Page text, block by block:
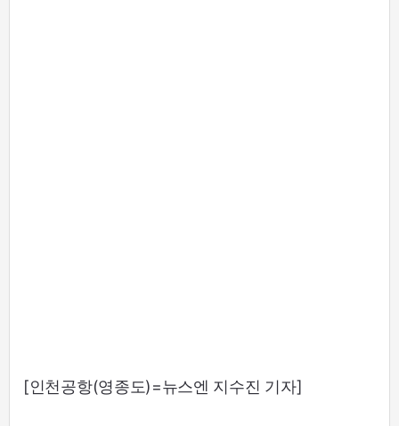
[인천공항(영종도)=뉴스엔 지수진 기자]